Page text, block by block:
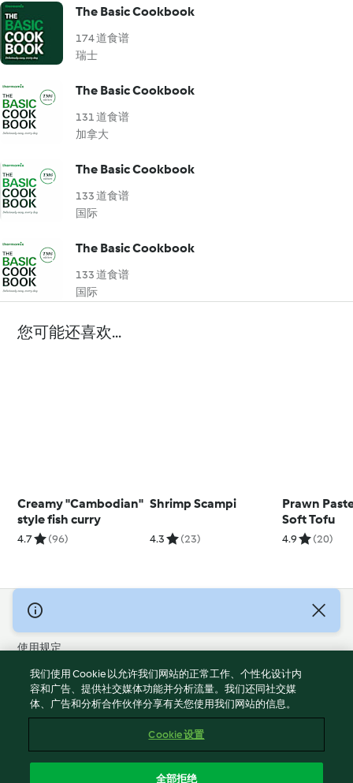
The Basic Cookbook
174 道食谱
瑞士
The Basic Cookbook
131 道食谱
加拿大
The Basic Cookbook
133 道食谱
国际
The Basic Cookbook
133 道食谱
国际
您可能还喜欢...
Creamy "Cambodian"
style fish curry
4.7 (96)
Shrimp Scampi
4.3 (23)
Prawn
Soft Tofu
4.9 (20)
© 版权 2026
使用规定
隐私政策
免责声明
版本说明
报告内容
我们使用 Cookie 以允许我们网站的正常工作、个性化设计内
容和广告、提供社交媒体功能并分析流量。我们还同社交媒
体、广告和分析合作伙伴分享有关您使用我们网站的信息。
Cookie 设置
全部拒绝